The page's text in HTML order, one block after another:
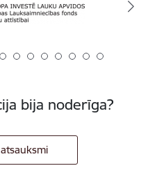
bija noderīga?